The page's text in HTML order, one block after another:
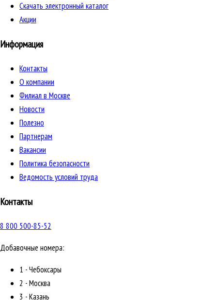
Скачать электронный каталог
Акции
Информация
Контакты
О компании
Филиал в Москве
Новости
Полезно
Партнерам
Вакансии
Политика безопасности
Ведомость условий труда
Контакты
8 800 500-85-52
Добавочные номера:
1 - Чебоксары
2 - Москва
3 - Казань